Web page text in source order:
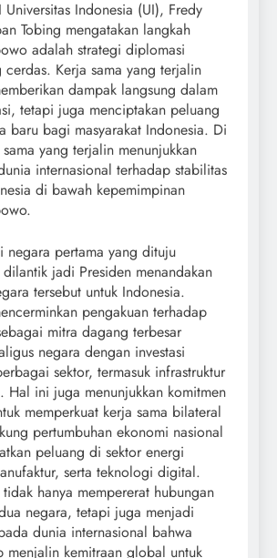
Universitas Indonesia (UI), Fredy
Tobing mengatakan langkah
adalah strategi diplomasi
Kerja sama yang terjalin
dampak langsung dalam
tetapi juga menciptakan peluang
baru bagi masyarakat Indonesia. Di
yang terjalin menunjukkan
internasional terhadap stabilitas
di bawah kepemimpinan
negara pertama yang dituju
jadi Presiden menandakan
tersebut untuk Indonesia.
pengakuan terhadap
mitra dagang terbesar
negara dengan investasi
sektor, termasuk infrastruktur
Hal ini juga menunjukkan komitmen
memperkuat kerja sama bilateral
pertumbuhan ekonomi nasional
peluang di sektor energi
serta teknologi digital.
hanya mempererat hubungan
negara, tetapi juga menjadi
dunia internasional bahwa
menjalin kemitraan global untuk